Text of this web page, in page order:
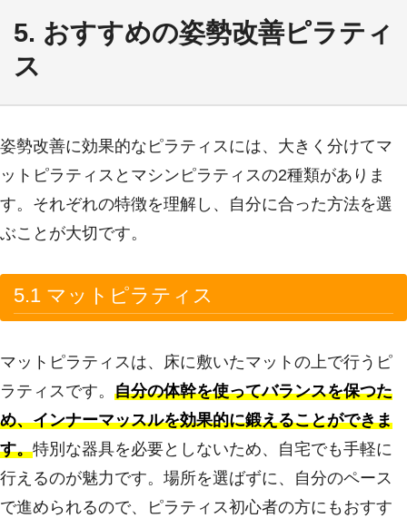
5. おすすめの姿勢改善ピラティ
ス
姿勢改善に効果的なピラティスには、大きく分けてマ
ットピラティスとマシンピラティスの2種類がありま
す。それぞれの特徴を理解し、自分に合った方法を選
ぶことが大切です。
5.1 マットピラティス
マットピラティスは、床に敷いたマットの上で行うピ
ラティスです。 自分の体幹を使ってバランスを保つた
め、インナーマッスルを効果的に鍛えることができま
す。特別な器具を必要としないため、自宅でも手軽に
行えるのが魅力です。場所を選ばずに、自分のペース
で進められるので、ピラティス初心者の方にもおすす